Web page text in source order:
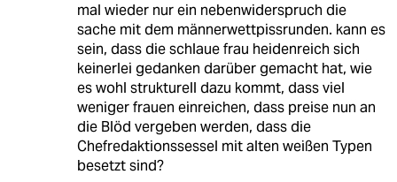
mal wieder nur ein nebenwiderspruch die
sache mit dem männerwettpissrunden. kann es
sein, dass die schlaue frau heidenreich sich
keinerlei gedanken darüber gemacht hat, wie
es wohl strukturell dazu kommt, dass viel
weniger frauen einreichen, dass preise nun an
die Blöd vergeben werden, dass die
Chefredaktionssessel mit alten weißen Typen
besetzt sind?